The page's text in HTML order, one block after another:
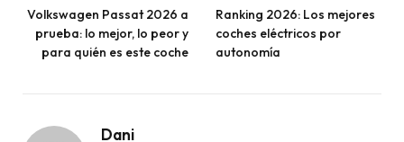
Volkswagen Passat 2026 a
prueba: lo mejor, lo peor y
para quién es este coche
Ranking 2026: Los mejores
coches eléctricos por
autonomía
Dani